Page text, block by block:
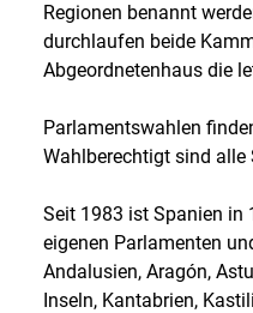
Regionen benannt
durchlaufen beide
Abgeordnetenhaus die
Parlamentswahlen
Wahlberechtigt sind alle
Seit 1983 ist Spanien in
eigenen Parlamenten
Andalusien, Aragón,
Inseln, Kantabrien,